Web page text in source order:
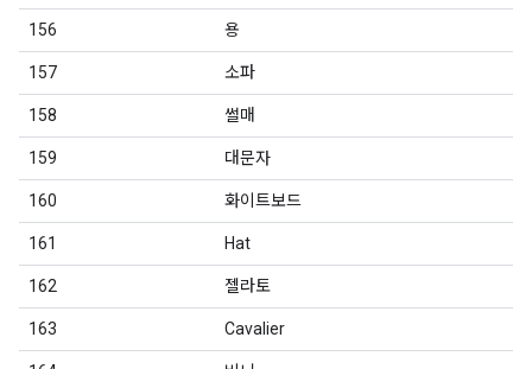
156 용
157 소파
158 썰매
159 대문자
160 화이트보드
161 Hat
162 젤라토
163 Cavalier